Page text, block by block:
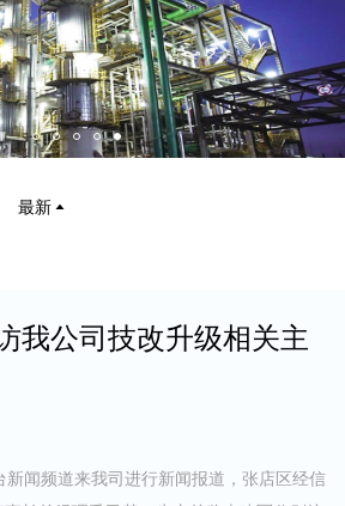
最新
公司技改升级相关主
频道来我司进行新闻报道，张店区经信